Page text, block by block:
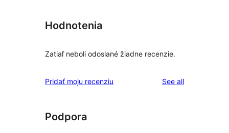
Hodnotenia
Zatiaľ neboli odoslané žiadne recenzie.
Pridať moju recenziu See allreviews
Podpora